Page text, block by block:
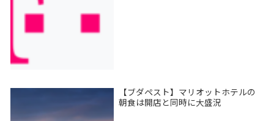
【ブダペスト】マリオットホテルの
朝食は開店と同時に大盛況